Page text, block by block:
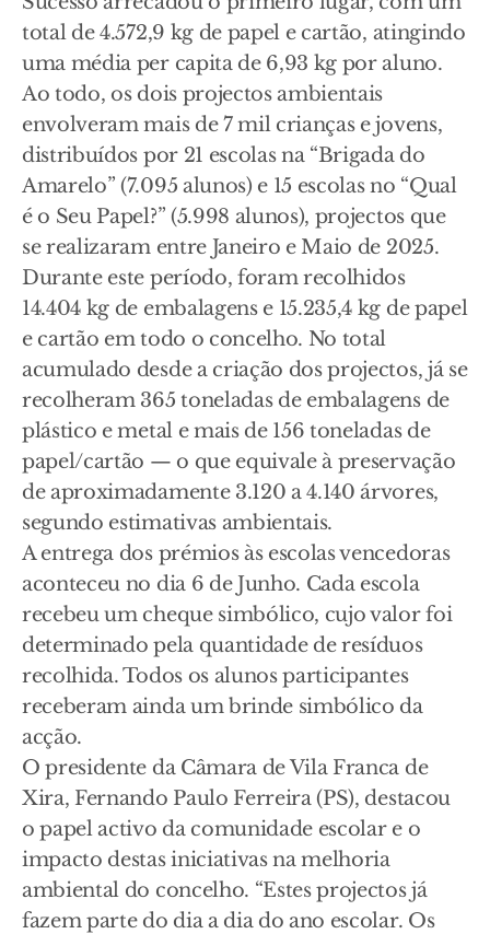
total de 4.572,9 kg de papel e cartão, atingindo
uma média per capita de 6,93 kg por aluno.
Ao todo, os dois projectos ambientais
envolveram mais de 7 mil crianças e jovens,
distribuídos por 21 escolas na “Brigada do
Amarelo” (7.095 alunos) e 15 escolas no “Qual
é o Seu Papel?” (5.998 alunos), projectos que
se realizaram entre Janeiro e Maio de 2025.
Durante este período, foram recolhidos
14.404 kg de embalagens e 15.235,4 kg de papel
e cartão em todo o concelho. No total
acumulado desde a criação dos projectos, já se
recolheram 365 toneladas de embalagens de
plástico e metal e mais de 156 toneladas de
papel/cartão — o que equivale à preservação
de aproximadamente 3.120 a 4.140 árvores,
segundo estimativas ambientais.
A entrega dos prémios às escolas vencedoras
aconteceu no dia 6 de Junho. Cada escola
recebeu um cheque simbólico, cujo valor foi
determinado pela quantidade de resíduos
recolhida. Todos os alunos participantes
receberam ainda um brinde simbólico da
acção.
O presidente da Câmara de Vila Franca de
Xira, Fernando Paulo Ferreira (PS), destacou
o papel activo da comunidade escolar e o
impacto destas iniciativas na melhoria
ambiental do concelho. “Estes projectos já
fazem parte do dia a dia do ano escolar. Os